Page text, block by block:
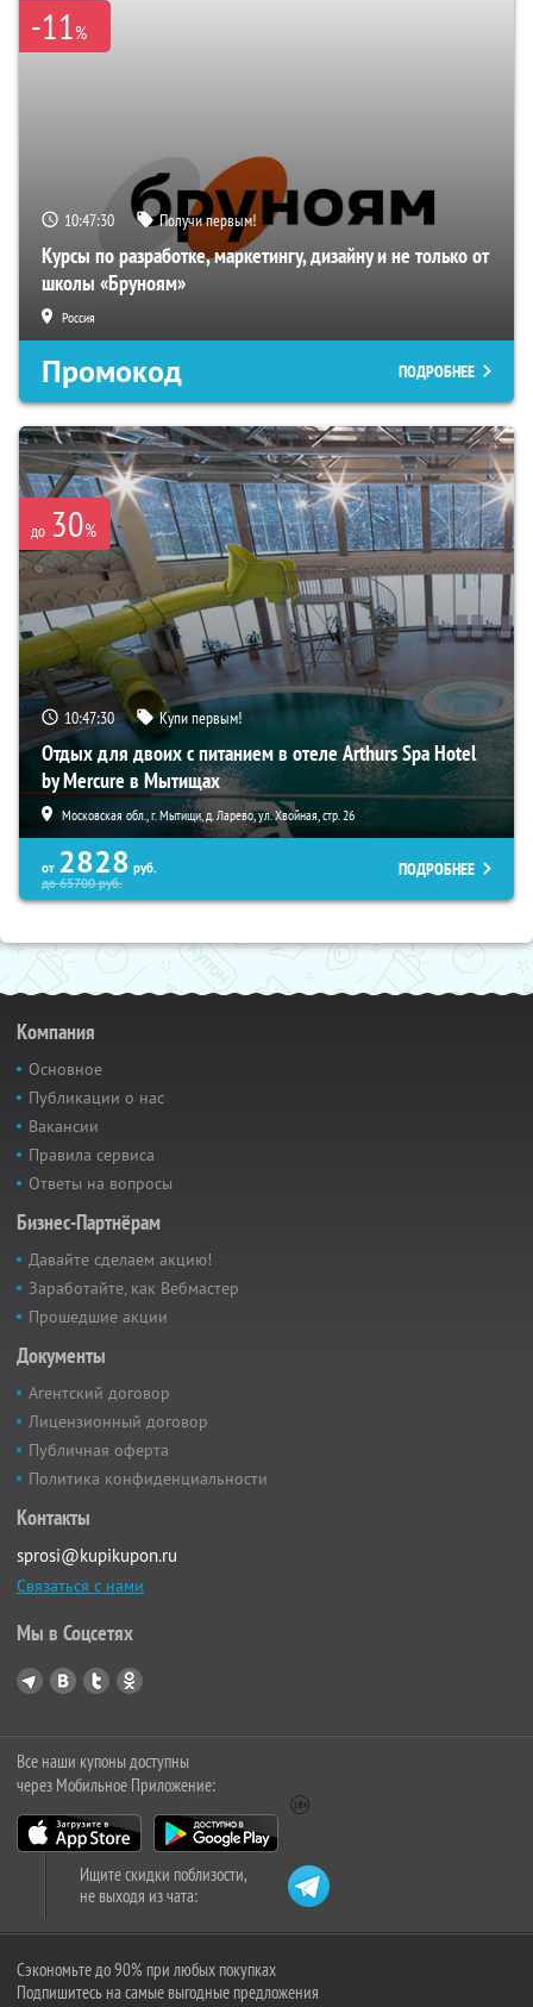
-11%
10:47:29 Получи первым!
Курсы по разработке, маркетингу, дизайну и не только от
школы «Бруноям»
Россия
Промокод ПОДРОБНЕЕ
до 30%
10:47:29 Купи первым!
Отдых для двоих с питанием в отеле Arthurs Spa Hotel
by Mercure в Мытищах
Московская обл., г. Мытищи, д. Ларево, ул. Хвойная, стр. 26
от 2828 руб.
до65700руб.
ПОДРОБНЕЕ
Компания
Основное
Публикации о нас
Вакансии
Правила сервиса
Ответы на вопросы
Бизнес-Партнёрам
Давайте сделаем акцию!
Заработайте, как Вебмастер
Прошедшие акции
Документы
Агентский договор
Лицензионный договор
Публичная оферта
Политика конфиденциальности
Контакты
sprosi@kupikupon.ru
Связаться с нами
Мы в Соцсетях
Все наши купоны доступны
через Мобильное Приложение:
Ищите скидки поблизости,
не выходя из чата:
Сэкономьте до 90% при любых покупках
Подпишитесь на самые выгодные предложения